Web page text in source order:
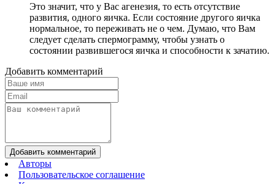
Это значит, что у Вас агенезия, то есть отсутствие
развития, одного яичка. Если состояние другого яичка
нормальное, то переживать не о чем. Думаю, что Вам
следует сделать спермограмму, чтобы узнать о
состоянии развившегося яичка и способности к зачатию.
Добавить комментарий
Добавить комментарий
Авторы
Пользовательское соглашение